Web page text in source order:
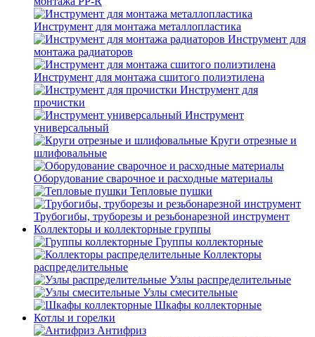
Инструмент для монтажа металлопластика
Инструмент для
монтажа радиаторов
Инструмент для монтажа сшитого полиэтилена
Инструмент для
прочистки
Инструмент
универсальный
Круги отрезные и
шлифовальные
Оборудование сварочное и расходные материалы
Тепловые пушки
Трубогибы, труборезы и резьбонарезной инструмент
Коллекторы и коллекторные группы
Группы коллекторные
Коллекторы
распределительные
Узлы распределительные
Узлы смесительные
Шкафы коллекторные
Котлы и горелки
Антифриз